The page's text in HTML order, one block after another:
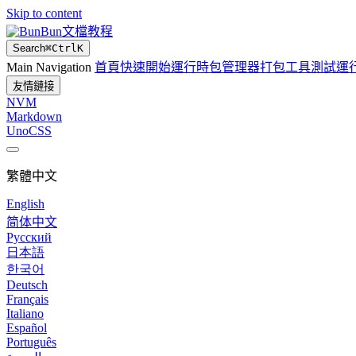
Skip to content
Bun文檔教程
Search⌘CtrlK
Main Navigation 首頁快速開始運行時包管理器打包工具測試運
友情鏈接
NVM
Markdown
UnoCSS
繁體中文
English
简体中文
Русский
日本語
한국어
Deutsch
Français
Italiano
Español
Português